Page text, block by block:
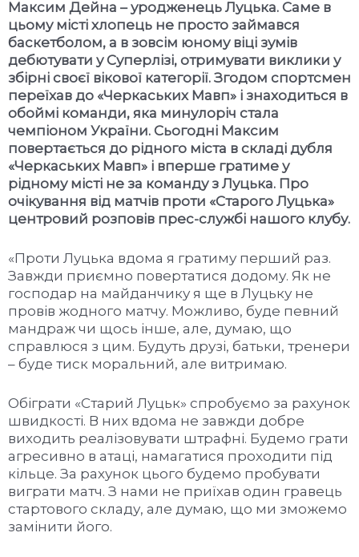
Максим Дейна – уродженець Луцька. Саме в
цьому місті хлопець не просто займався
баскетболом, а в зовсім юному віці зумів
дебютувати у Суперлізі, отримувати виклики у
збірні своєї вікової категорії. Згодом спортсмен
переїхав до «Черкаських Мавп» і знаходиться в
обоймі команди, яка минулоріч стала
чемпіоном України. Сьогодні Максим
повертається до рідного міста в складі дубля
«Черкаських Мавп» і вперше гратиме у
рідному місті не за команду з Луцька. Про
очікування від матчів проти «Старого Луцька»
центровий розповів прес-службі нашого клубу.
«Проти Луцька вдома я гратиму перший раз.
Завжди приємно повертатися додому. Як не
господар на майданчику я ще в Луцьку не
провів жодного матчу. Можливо, буде певний
мандраж чи щось інше, але, думаю, що
справлюся з цим. Будуть друзі, батьки, тренери
– буде тиск моральний, але витримаю.
Обіграти «Старий Луцьк» спробуємо за рахунок
швидкості. В них вдома не завжди добре
виходить реалізовувати штрафні. Будемо грати
агресивно в атаці, намагатися проходити під
кільце. За рахунок цього будемо пробувати
виграти матч. З нами не приїхав один гравець
стартового складу, але думаю, що ми зможемо
замінити його.